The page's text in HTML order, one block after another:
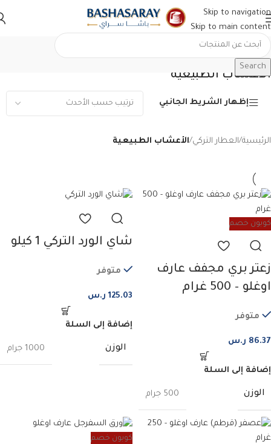
Skip to navigation
Skip to main content
Search
الأعشاب الطبيعية
إظهار الشريط الجانبي
الرئيسية/العطار التركي/الأعشاب الطبيعية
كوبون خصم
زعتر بري مجفف عارف
اوغلو – 500 غرام
متوفر
86.37 ر.س
إضافة إلى السلة
الوزن 500 جرام
شاي الورد التركي 1 كيلو
متوفر
125.03 ر.س
إضافة إلى السلة
الوزن 1000 جرام
كوبون خصم